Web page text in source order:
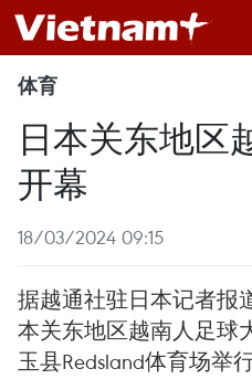
体育
日本关东地区
开幕
18/03/2024 09:15
据越通社驻日本记者报
本关东地区越南人足球
玉县Redsland体育场举